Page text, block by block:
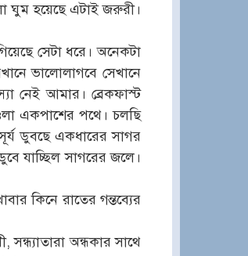
ঘুম হয়েছে এটাই জরুরী।
সেটা ধরে। অনেকটা
ভালোলাগবে সেখানে
নেই আমার। ব্রেকফাস্ট
একপাশের পথে। চলছি
ডুবছে একধারের সাগর
যাচ্ছিল সাগরের জলে।
কিনে রাতের গন্তব্যের
অন্ধকার সাথে